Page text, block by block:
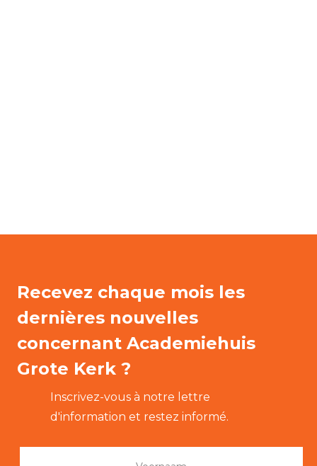
Recevez chaque mois les
dernières nouvelles
concernant Academiehuis
Grote Kerk ?
Inscrivez-vous à notre lettre
d'information et restez informé.